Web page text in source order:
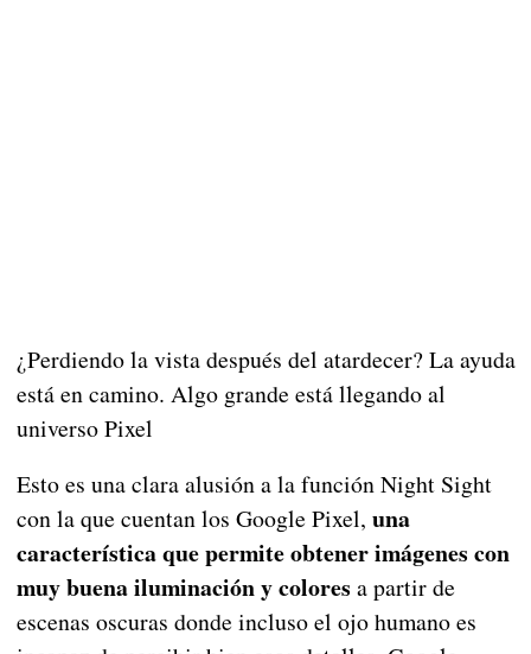
¿Perdiendo la vista después del atardecer? La ayuda
está en camino. Algo grande está llegando al
universo Pixel
Esto es una clara alusión a la función Night Sight
con la que cuentan los Google Pixel, una
característica que permite obtener imágenes con
muy buena iluminación y colores a partir de
escenas oscuras donde incluso el ojo humano es